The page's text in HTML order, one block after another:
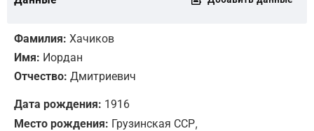
Фамилия: Хачиков
Имя: Иордан
Отчество: Дмитриевич
Дата рождения: 1916
Место рождения: Грузинская ССР,